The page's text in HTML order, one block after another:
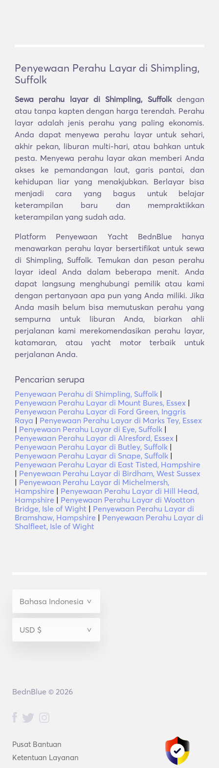
Penyewaan Perahu Layar di Shimpling,
Suffolk
Sewa perahu layar di Shimpling, Suffolkdengan
atau tanpa kapten dengan harga terendah. Perahu
layar adalah jenis perahu yang paling ekonomis.
Anda dapat menyewa perahu layar untuk sehari,
akhir pekan, liburan multi-hari, atau bahkan untuk
pesta. Menyewa perahu layar akan memberi Anda
akses ke pemandangan laut, garis pantai, dan
kehidupan liar yang menakjubkan. Berlayar bisa
menjadi cara yang bagus untuk belajar
keterampilan baru dan mempraktikkan
keterampilan yang sudah ada.
Platform Penyewaan Yacht BednBlue hanya
menawarkan perahu layar bersertifikat untuk sewa
di Shimpling, Suffolk. Temukan dan pesan perahu
layar ideal Anda dalam beberapa menit. Anda
dapat langsung menghubungi pemilik atau kami
dengan pertanyaan apa pun yang Anda miliki. Jika
Anda masih belum bisa memutuskan perahu yang
sempurna untuk liburan Anda, biarkan ahli
perjalanan kami merekomendasikan perahu layar,
katamaran, atau yacht motor terbaik untuk
perjalanan Anda.
Pencarian serupa
Penyewaan Perahu di Shimpling, Suffolk |
Penyewaan Perahu Layar di Mount Bures, Essex |
Penyewaan Perahu Layar di Ford Green, Inggris
Raya | Penyewaan Perahu Layar di Marks Tey, Essex
| Penyewaan Perahu Layar di Eye, Suffolk |
Penyewaan Perahu Layar di Alresford, Essex |
Penyewaan Perahu Layar di Butley, Suffolk |
Penyewaan Perahu Layar di Snape, Suffolk |
Penyewaan Perahu Layar di East Tisted, Hampshire
| Penyewaan Perahu Layar di Birdham, West Sussex
| Penyewaan Perahu Layar di Michelmersh,
Hampshire | Penyewaan Perahu Layar di Hill Head,
Hampshire | Penyewaan Perahu Layar di Wootton
Bridge, Isle of Wight | Penyewaan Perahu Layar di
Bramshaw, Hampshire | Penyewaan Perahu Layar di
Shalfleet, Isle of Wight
Pusat Bantuan
Ketentuan Layanan
BednBlue © 2026